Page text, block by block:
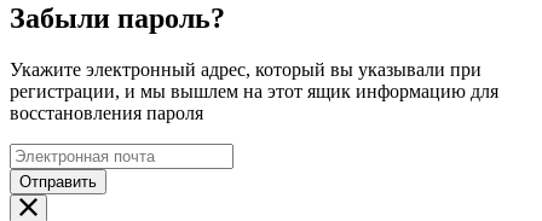
Забыли пароль?
Укажите электронный адрес, который вы указывали при
регистрации, и мы вышлем на этот ящик информацию для
восстановления пароля
Отправить